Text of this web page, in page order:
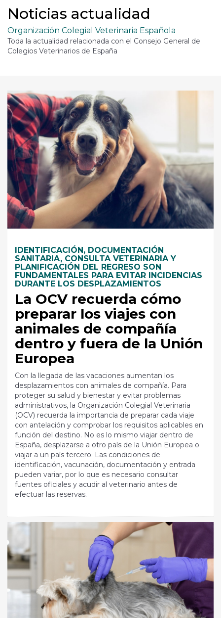
Noticias actualidad
Organización Colegial Veterinaria Española
Toda la actualidad relacionada con el Consejo General de
Colegios Veterinarios de España
IDENTIFICACIÓN, DOCUMENTACIÓN
SANITARIA, CONSULTA VETERINARIA Y
PLANIFICACIÓN DEL REGRESO SON
FUNDAMENTALES PARA EVITAR INCIDENCIAS
DURANTE LOS DESPLAZAMIENTOS
La OCV recuerda cómo
preparar los viajes con
animales de compañía
dentro y fuera de la Unión
Europea
Con la llegada de las vacaciones aumentan los
desplazamientos con animales de compañía. Para
proteger su salud y bienestar y evitar problemas
administrativos, la Organización Colegial Veterinaria
(OCV) recuerda la importancia de preparar cada viaje
con antelación y comprobar los requisitos aplicables en
función del destino. No es lo mismo viajar dentro de
España, desplazarse a otro país de la Unión Europea o
viajar a un país tercero. Las condiciones de
identificación, vacunación, documentación y entrada
pueden variar, por lo que es necesario consultar
fuentes oficiales y acudir al veterinario antes de
efectuar las reservas.